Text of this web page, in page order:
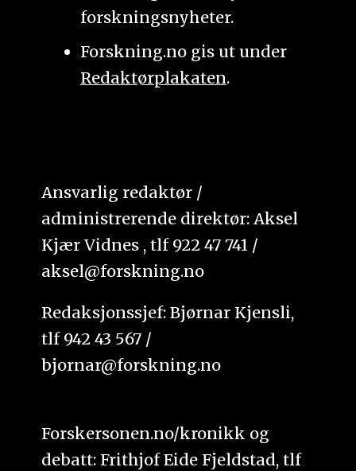
forskningsnyheter.
Forskning.no gis ut under
Redaktørplakaten.
Ansvarlig redaktør /
administrerende direktør: Aksel
Kjær Vidnes , tlf 922 47 741 /
aksel@forskning.no
Redaksjonssjef: Bjørnar Kjensli,
tlf 942 43 567 /
bjornar@forskning.no
Forskersonen.no/kronikk og
debatt: Frithjof Eide Fjeldstad, tlf